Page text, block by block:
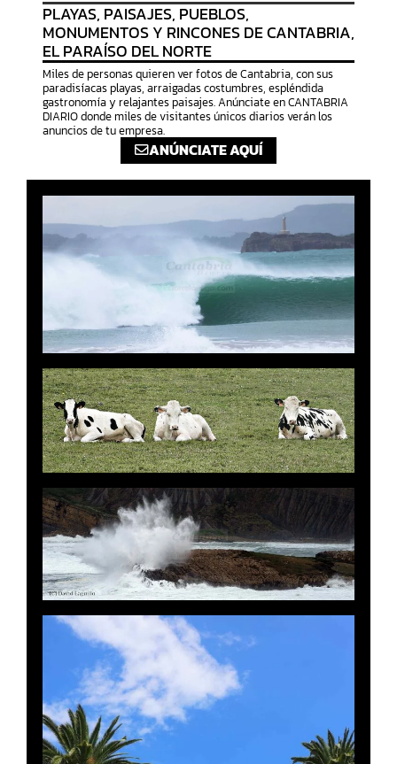
PLAYAS, PAISAJES, PUEBLOS,
MONUMENTOS Y RINCONES DE CANTABRIA,
EL PARAÍSO DEL NORTE
Miles de personas quieren ver fotos de Cantabria, con sus
paradisíacas playas, arraigadas costumbres, espléndida
gastronomía y relajantes paisajes. Anúnciate en CANTABRIA
DIARIO donde miles de visitantes únicos diarios verán los
anuncios de tu empresa.
ANÚNCIATE AQUÍ